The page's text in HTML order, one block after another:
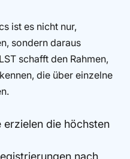
ist es nicht nur,
sondern daraus
schafft den Rahmen,
die über einzelne
die höchsten
nach